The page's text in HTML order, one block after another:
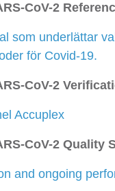
CoV-2
som underlättar
för Covid-19.
CoV-2
Accuplex
CoV-2 Quality
and ongoing